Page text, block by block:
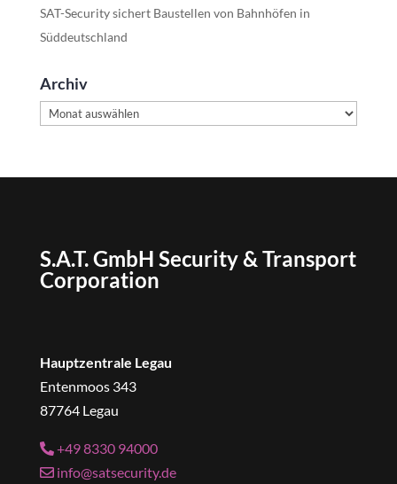
SAT-Security sichert Baustellen von Bahnhöfen in
Süddeutschland
Archiv
Archiv
S.A.T. GmbH Security & Transport
Corporation
Hauptzentrale Legau
Entenmoos 343
87764 Legau
+49 8330 94000
info@satsecurity.de